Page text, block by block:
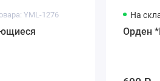
YML-1276 На
Орден